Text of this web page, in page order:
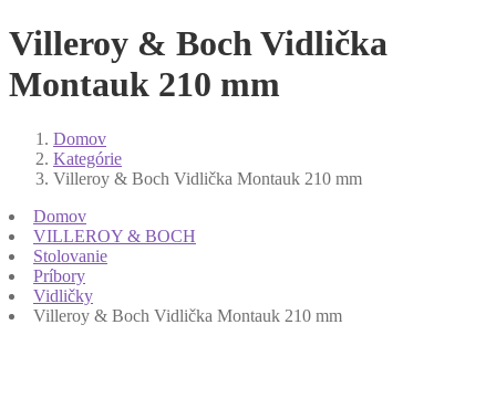
Villeroy & Boch Vidlička
Montauk 210 mm
Domov
Kategórie
Villeroy & Boch Vidlička Montauk 210 mm
Domov
VILLEROY & BOCH
Stolovanie
Príbory
Vidličky
Villeroy & Boch Vidlička Montauk 210 mm